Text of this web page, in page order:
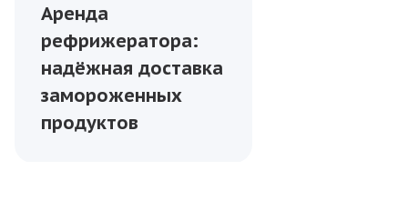
Аренда
рефрижератора:
надёжная доставка
замороженных
продуктов